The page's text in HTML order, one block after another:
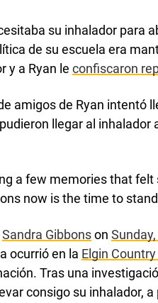
su inhalador para
de su escuela era
y a Ryan le confiscaron
amigos de Ryan intentó
llegar al inhalador
a few memories that
now is the time to
Sandra Gibbonson
ocurrió en la Elgin Country
Tras una
consigo su inhalador,